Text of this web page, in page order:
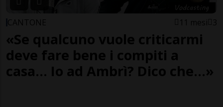
CANTONE 11 mesi 3
«Se qualcuno vuole criticarmi
deve fare bene i compiti a
casa... Io ad Ambrì? Dico che...»